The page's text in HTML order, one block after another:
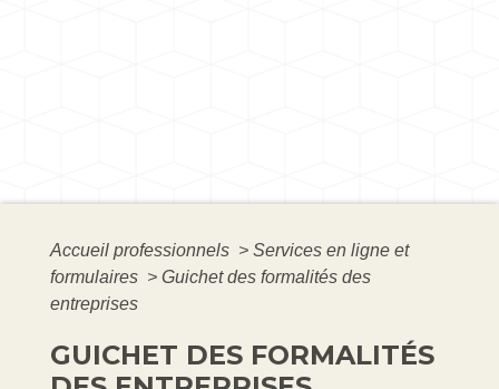
Accueil professionnels > Services en ligne et
formulaires > Guichet des formalités des
entreprises
GUICHET DES FORMALITÉS